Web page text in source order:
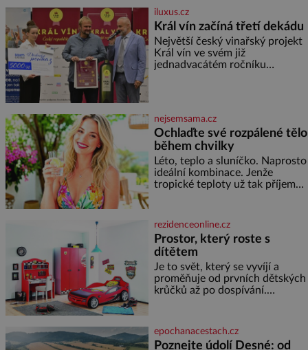
dobyvatelské hordy zastavit. Co
nedokáže žádná z asijských říší,
co nedokážou Němci – to
dokáže český král. Nebo že by
ne? Mongolové od roku 1223
postupují podél Kaspického a
iluxus.cz
Král vín začíná třetí dekádu
Největší český vinařský projekt
Král vín ve svém již
jednadvacátém ročníku
nejsemsama.cz
Ochlaďte své rozpálené tělo
během chvilky
Léto, teplo a sluníčko. Naprosto
ideální kombinace. Jenže
tropické teploty už tak příjemné
dyž se nám tropy zaryjí pod
kůži, hledáme úlevu v bazénu
nebo pomocí klimatizace. Jenže
ne vždycky můžeme být v jejich
blízkosti. Nemusíte však zoufat.
Pokud budete mít promyšlený
jídelníček, žadné pařáky si na
rezidenceonline.cz
Prostor, který roste s
dítětem
Je to svět, který se vyvíjí a
proměňuje od prvních dětských
krůčků až po dospívání.
soustředění i odpočinek a
reaguje na každou etapu života
epochanacestach.cz
Poznejte údolí Desné: od